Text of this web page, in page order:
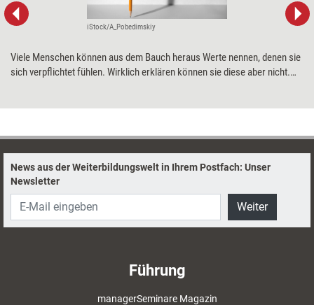
iStock/A_Pobedimskiy
Viele Menschen können aus dem Bauch heraus Werte nennen, denen sie
sich verpflichtet fühlen. Wirklich erklären können sie diese aber nicht.
News aus der Weiterbildungswelt in Ihrem Postfach: Unser
Newsletter
Weiter
Führung
managerSeminare Magazin